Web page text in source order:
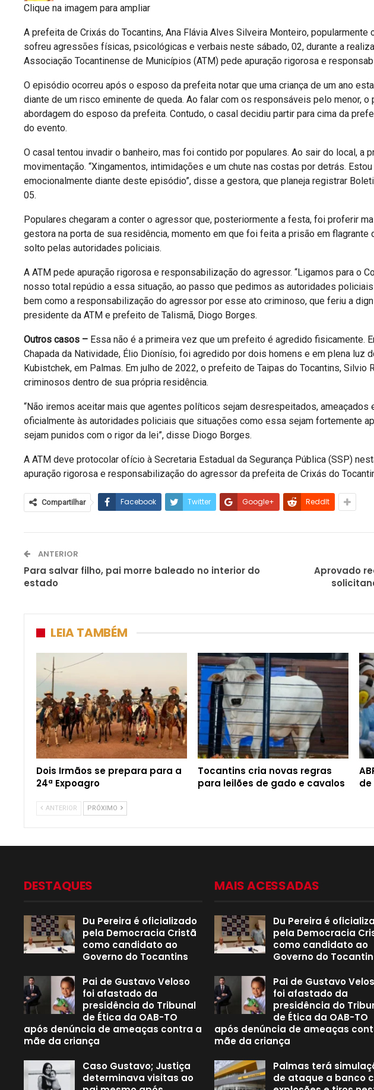
Clique na imagem para ampliar
A prefeita de Crixás do Tocantins, Ana Flávia Alves Silveira Monteiro, popularmente
sofreu agressões físicas, psicológicas e verbais neste sábado, 02, durante a
Associação Tocantinense de Municípios (ATM) pede apuração rigorosa e
O episódio ocorreu após o esposo da prefeita notar que uma criança de um ano
diante de um risco eminente de queda. Ao falar com os responsáveis pelo menor, o
abordagem do esposo da prefeita. Contudo, o casal decidiu partir para cima da
do evento.
O casal tentou invadir o banheiro, mas foi contido por populares. Ao sair do local, a
movimentação. “Xingamentos, intimidações e um chute nas costas por detrás.
emocionalmente diante deste episódio”, disse a gestora, que planeja registrar
05.
Populares chegaram a conter o agressor que, posteriormente a festa, foi proferir
gestora na porta de sua residência, momento em que foi feita a prisão em
solto pelas autoridades policiais.
A ATM pede apuração rigorosa e responsabilização do agressor. “Ligamos para o
nosso total repúdio a essa situação, ao passo que pedimos as autoridades
bem como a responsabilização do agressor por esse ato criminoso, que feriu a
presidente da ATM e prefeito de Talismã, Diogo Borges.
Outros casos – Essa não é a primeira vez que um prefeito é agredido fisicamente.
Chapada da Natividade, Élio Dionísio, foi agredido por dois homens e em plena luz
Kubistchek, em Palmas. Em julho de 2022, o prefeito de Taipas do Tocantins, Silvio
criminosos dentro de sua própria residência.
“Não iremos aceitar mais que agentes políticos sejam desrespeitados, ameaçados
oficialmente às autoridades policiais que situações como essa sejam fortemente
sejam punidos com o rigor da lei”, disse Diogo Borges.
A ATM deve protocolar ofício à Secretaria Estadual da Segurança Pública (SSP)
apuração rigorosa e responsabilização do agressor da prefeita de Crixás do
Compartilhar Facebook Twitter Google+ ReddIt
ANTERIOR
Para salvar filho, pai morre baleado no interior do
estado
Aprovado
LEIA TAMBÉM
Dois Irmãos se prepara para a
24ª Expoagro
Tocantins cria novas regras
para leilões de gado e cavalos
de
ANTERIOR PRÓXIMO
DESTAQUES
Du Pereira é oficializado
pela Democracia Cristã
como candidato ao
Governo do Tocantins
Pai de Gustavo Veloso
foi afastado da
presidência do Tribunal
de Ética da OAB-TO
após denúncia de ameaças contra a
mãe da criança
Caso Gustavo; Justiça
determinava visitas ao
MAIS ACESSADAS
Du Pereira é
pela Democracia
como candidato ao
Governo do
Pai de Gustavo
foi afastado da
presidência do
de Ética da OAB-TO
após denúncia de ameaças
mãe da criança
Palmas terá
de ataque a banco